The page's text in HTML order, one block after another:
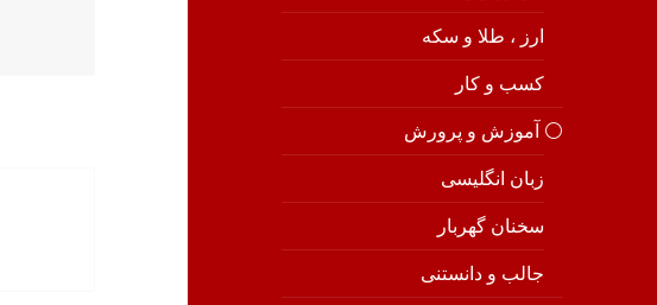
ارز ، طلا و سکه
کسب و کار
⚪️ آموزش و پرورش
زبان انگلیسی
سخنان گهربار
جالب و دانستنی